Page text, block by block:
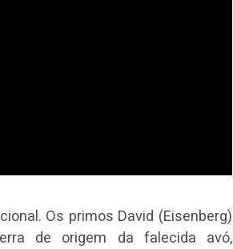
Os primos David (Eisenberg)
de origem da falecida avó,